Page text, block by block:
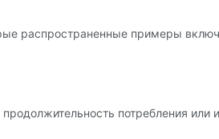
распространенные примеры
потребления или